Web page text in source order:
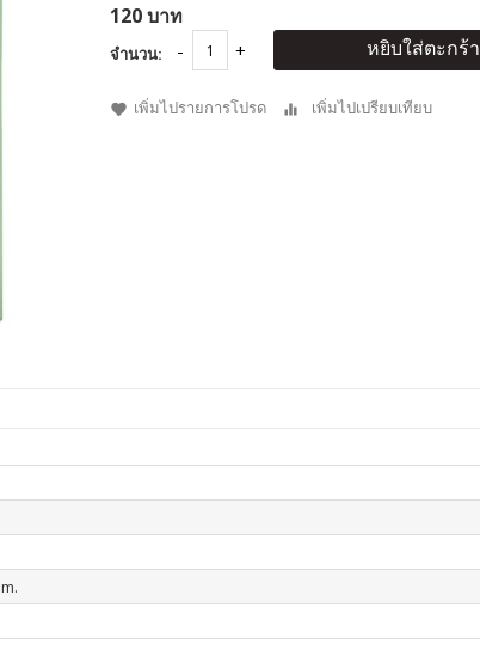
120 บาท
จำนวน: หยิบใส่ตะกร้า
เพิ่มไปรายการโปรด เพิ่มไปเปรียบเทียบ